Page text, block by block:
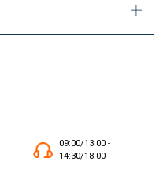
09:00/13:00 -
14:30/18:00